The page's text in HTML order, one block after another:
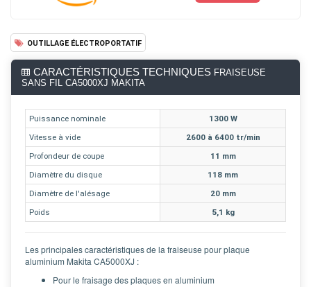
OUTILLAGE ÉLECTROPORTATIF
CARACTÉRISTIQUES TECHNIQUES FRAISEUSE
SANS FIL CA5000XJ MAKITA
Puissance nominale
1300 W
Vitesse à vide
2600 à 6400 tr/min
Profondeur de coupe
11 mm
Diamètre du disque
118 mm
Diamètre de l'alésage
20 mm
Poids
5,1 kg
Les principales caractéristiques de la fraiseuse pour plaque
aluminium Makita CA5000XJ :
Pour le fraisage des plaques en aluminium